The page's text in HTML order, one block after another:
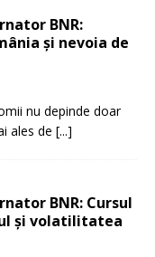
BNR:
și nevoia de
nu depinde doar
ales de [...]
BNR: Cursul
și volatilitatea